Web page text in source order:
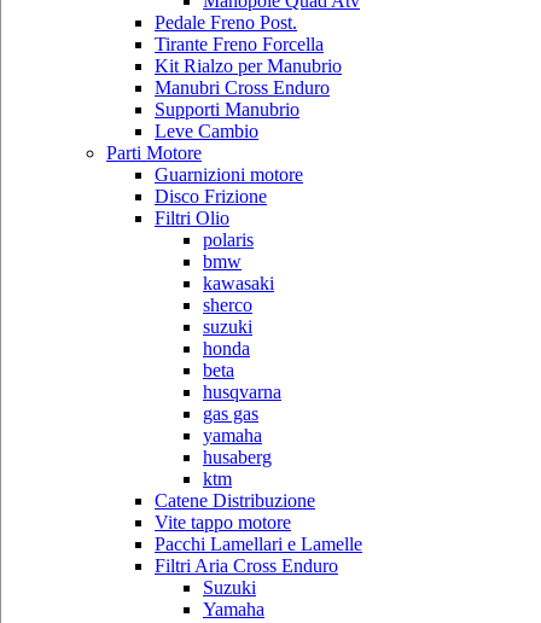
Pedale Freno Post.
Tirante Freno Forcella
Kit Rialzo per Manubrio
Manubri Cross Enduro
Supporti Manubrio
Leve Cambio
Parti Motore
Guarnizioni motore
Disco Frizione
Filtri Olio
polaris
bmw
kawasaki
sherco
suzuki
honda
beta
husqvarna
gas gas
yamaha
husaberg
ktm
Catene Distribuzione
Vite tappo motore
Pacchi Lamellari e Lamelle
Filtri Aria Cross Enduro
Suzuki
Yamaha